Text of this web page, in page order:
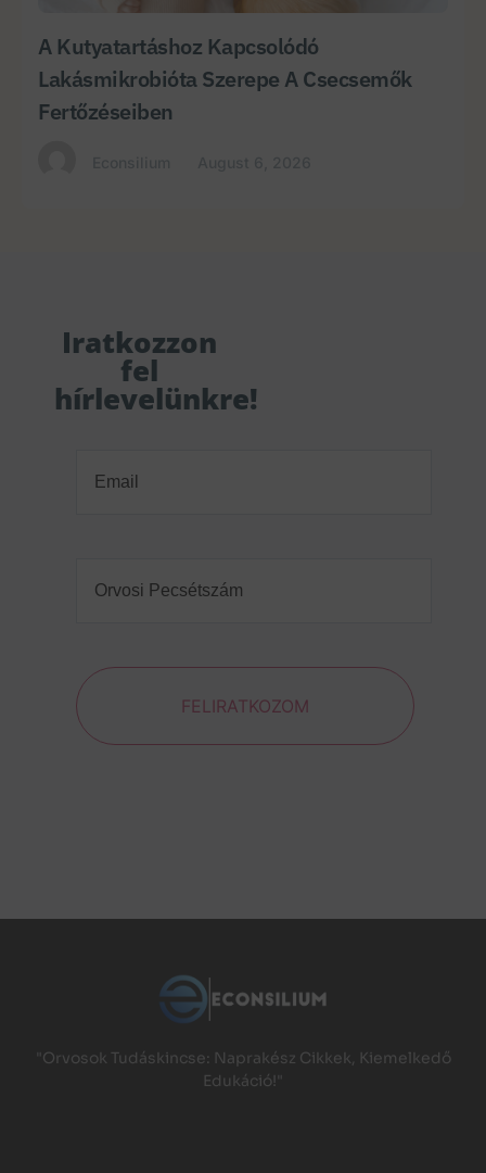
A Kutyatartáshoz Kapcsolódó
Lakásmikrobióta Szerepe A Csecsemők
Fertőzéseiben
Iratkozzon
fel
hírlevelünkre!
Pecsétszám(Required)
FELIRATKOZOM
"Orvosok Tudáskincse: Naprakész Cikkek, Kiemelkedő
Edukáció!"